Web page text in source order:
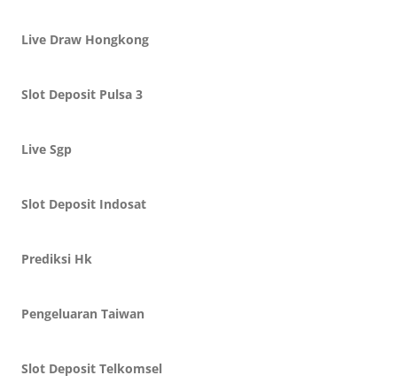
Live Draw Hongkong
Slot Deposit Pulsa 3
Live Sgp
Slot Deposit Indosat
Prediksi Hk
Pengeluaran Taiwan
Slot Deposit Telkomsel